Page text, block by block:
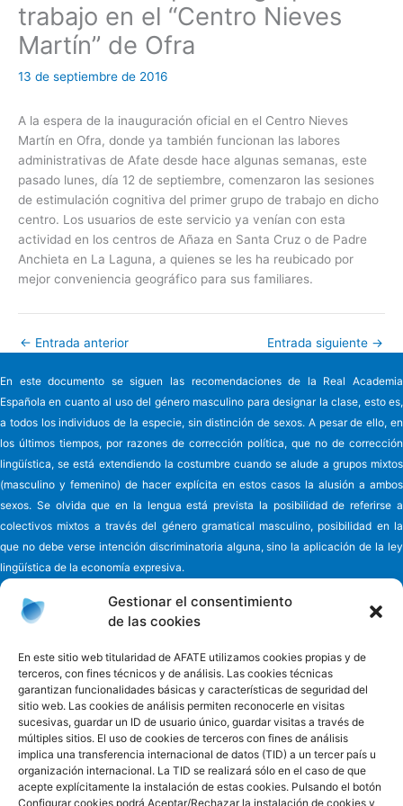
Gestionar el consentimiento
de las cookies
En este sitio web titularidad de AFATE utilizamos cookies propias y de
terceros, con fines técnicos y de análisis. Las cookies técnicas
garantizan funcionalidades básicas y características de seguridad del
sitio web. Las cookies de análisis permiten reconocerle en visitas
sucesivas, guardar un ID de usuario único, guardar visitas a través de
múltiples sitios. El uso de cookies de terceros con fines de análisis
implica una transferencia internacional de datos (TID) a un tercer país u
organización internacional. La TID se realizará sólo en el caso de que
acepte explícitamente la instalación de estas cookies. Pulsando el botón
Configurar cookies podrá Aceptar/Rechazar la instalación de cookies y
trabajo en el “Centro Nieves
Martín” de Ofra
13 de septiembre de 2016
A la espera de la inauguración oficial en el Centro Nieves
Martín en Ofra, donde ya también funcionan las labores
administrativas de Afate desde hace algunas semanas, este
pasado lunes, día 12 de septiembre, comenzaron las sesiones
de estimulación cognitiva del primer grupo de trabajo en dicho
centro. Los usuarios de este servicio ya venían con esta
actividad en los centros de Añaza en Santa Cruz o de Padre
Anchieta en La Laguna, a quienes se les ha reubicado por
mejor conveniencia geográfico para sus familiares.
← Entrada anterior Entrada siguiente →
En este documento se siguen las recomendaciones de la Real Academia
Española en cuanto al uso del género masculino para designar la clase, esto es,
a todos los individuos de la especie, sin distinción de sexos. A pesar de ello, en
los últimos tiempos, por razones de corrección política, que no de corrección
lingüística, se está extendiendo la costumbre cuando se alude a grupos mixtos
(masculino y femenino) de hacer explícita en estos casos la alusión a ambos
sexos. Se olvida que en la lengua está prevista la posibilidad de referirse a
colectivos mixtos a través del género gramatical masculino, posibilidad en la
que no debe verse intención discriminatoria alguna, sino la aplicación de la ley
lingüística de la economía expresiva.
Asociación de familiares y cuidadores de enfermosde Alzheimer y
otras demencias de Tenerife - AFATE
C/ Eladio Alfonso y González, nº 6
38010 - Ofra Santa Cruz de Tenerife - España
Teléfono 922 660 881
Emailinformacion@afate.es
Acceso privado